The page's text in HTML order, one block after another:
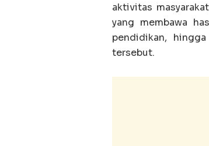
aktivitas
yang membawa
pendidikan,
tersebut.